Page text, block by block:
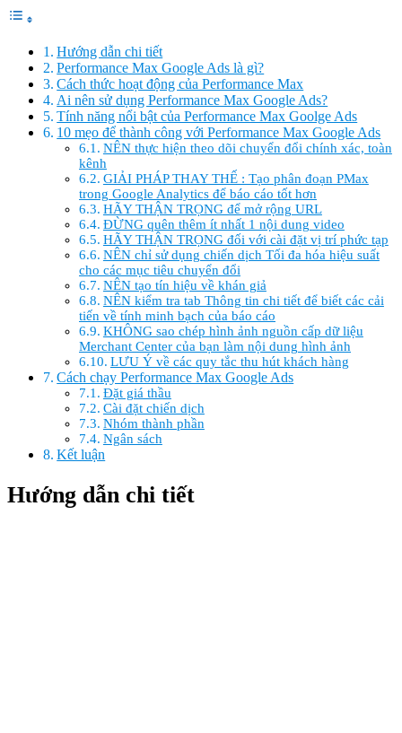
Hướng dẫn chi tiết
Performance Max Google Ads là gì?
Cách thức hoạt động của Performance Max
Ai nên sử dụng Performance Max Google Ads?
Tính năng nổi bật của Performance Max Goolge Ads
10 mẹo để thành công với Performance Max Google Ads
NÊN thực hiện theo dõi chuyển đổi chính xác, toàn
kênh
GIẢI PHÁP THAY THẾ : Tạo phân đoạn PMax
trong Google Analytics để báo cáo tốt hơn
HÃY THẬN TRỌNG để mở rộng URL
ĐỪNG quên thêm ít nhất 1 nội dung video
HÃY THẬN TRỌNG đối với cài đặt vị trí phức tạp
NÊN chỉ sử dụng chiến dịch Tối đa hóa hiệu suất
cho các mục tiêu chuyển đổi
NÊN tạo tín hiệu về khán giả
NÊN kiểm tra tab Thông tin chi tiết để biết các cải
tiến về tính minh bạch của báo cáo
KHÔNG sao chép hình ảnh nguồn cấp dữ liệu
Merchant Center của bạn làm nội dung hình ảnh
LƯU Ý về các quy tắc thu hút khách hàng
Cách chạy Performance Max Google Ads
Đặt giá thầu
Cài đặt chiến dịch
Nhóm thành phần
Ngân sách
Kết luận
Hướng dẫn chi tiết